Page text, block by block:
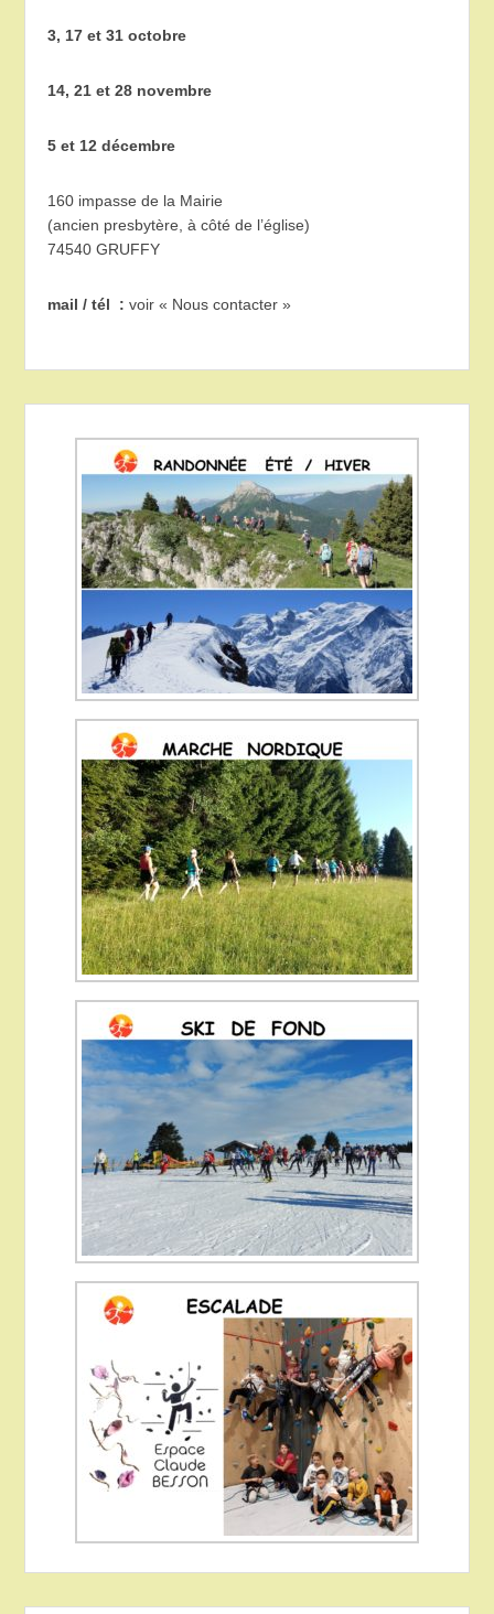
3, 17 et 31 octobre
14, 21 et 28 novembre
5 et 12 décembre
160 impasse de la Mairie
(ancien presbytère, à côté de l’église)
74540 GRUFFY
mail / tél :voir « Nous contacter »